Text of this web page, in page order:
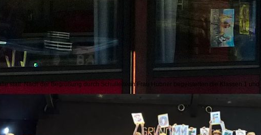
statt. Nach der Begrüßung durch Schulleiterin Frau Hübner begeisterten die Klassen 1